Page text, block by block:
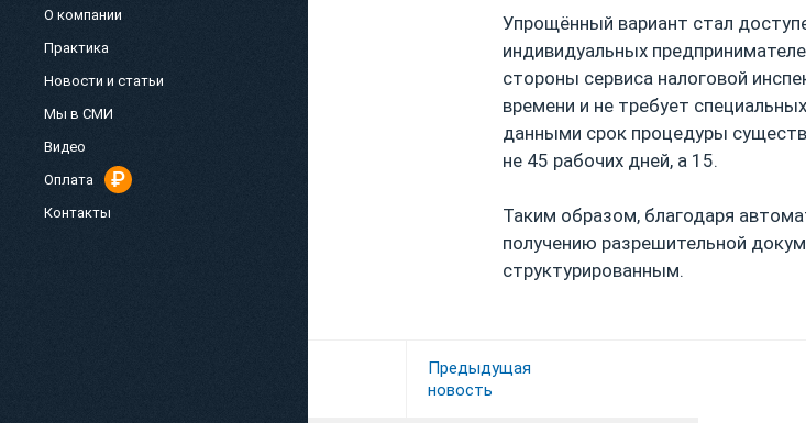
О компании
Практика
Новости и статьи
Мы в СМИ
Видео
Оплата
Контакты
Упрощённый вариант стал
индивидуальных
стороны сервиса налоговой
времени и не требует
данными срок процедуры
не 45 рабочих дней, а 15.
Таким образом, благодаря
получению разрешительной
структурированным.
Предыдущая
новость